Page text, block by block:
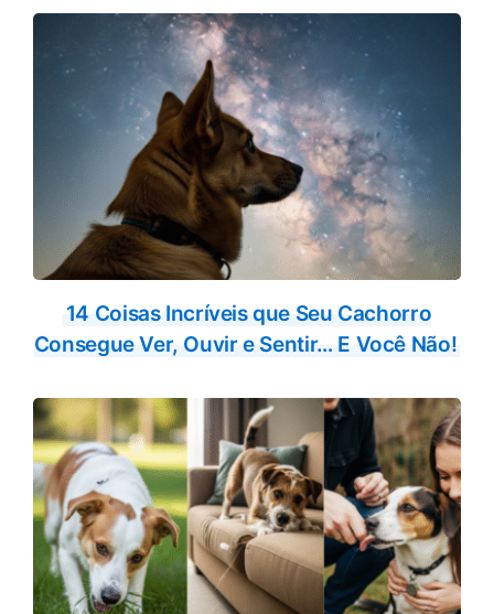
14 Coisas Incríveis que Seu Cachorro
Consegue Ver, Ouvir e Sentir… E Você Não!